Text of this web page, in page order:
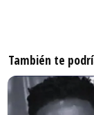
También te